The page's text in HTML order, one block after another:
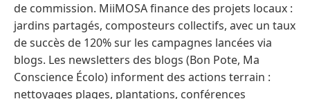
de commission. MiiMOSA finance des projets locaux :
jardins partagés, composteurs collectifs, avec un taux
de succès de 120% sur les campagnes lancées via
blogs. Les newsletters des blogs (Bon Pote, Ma
Conscience Écolo) informent des actions terrain :
nettoyages plages, plantations, conférences